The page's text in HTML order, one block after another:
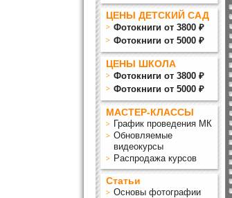
ЦЕНЫ ДЕТСКИЙ САД
Фотокниги от 3800 ₽
Фотокниги от 5000 ₽
ЦЕНЫ ШКОЛА
Фотокниги от 3800 ₽
Фотокниги от 5000 ₽
МАСТЕР-КЛАССЫ
График проведения МК
Обновляемые
видеокурсы
Распродажа курсов
Статьи
Основы фотографии